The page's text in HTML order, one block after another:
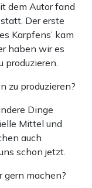
dem Autor fand
Der erste
Karpfens’ kam
haben wir es
produzieren.
zu produzieren?
Dinge
Mittel und
auch
schon jetzt.
gern machen?